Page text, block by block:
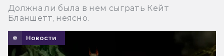
Должна ли была в нем сыграть Кейт
Бланшетт, неясно.
Новости